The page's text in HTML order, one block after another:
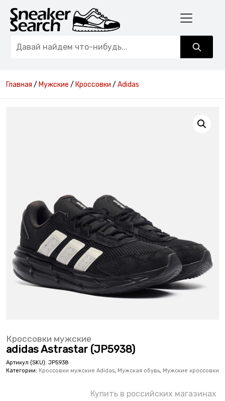
Главная / Мужские / Кроссовки / Adidas
Кроссовки мужские
adidas Astrastar (JP5938)
Артикул (SKU): JP5938
Категории: Кроссовки мужские Adidas, Мужская обувь, Мужские кроссовки
Купить в российских магазинах